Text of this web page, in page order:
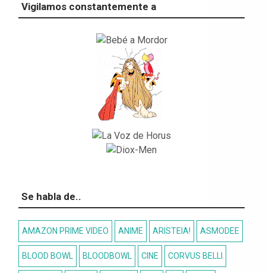
Vigilamos constantemente a
Se habla de..
AMAZON PRIME VIDEO ANIME ARISTEIA! ASMODEE
BLOOD BOWL BLOODBOWL CINE CORVUS BELLI